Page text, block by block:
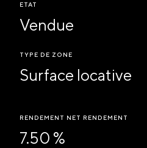
ETAT
Vendue
TYPE DE ZONE
Surface locative
RENDEMENT NET RENDEMENT
7.50 %